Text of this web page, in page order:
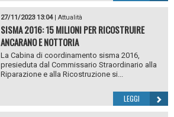
27/11/2023 13:04| Attualità
SISMA 2016: 15 MILIONI PER RICOSTRUIRE
ANCARANO E NOTTORIA
La Cabina di coordinamento sisma 2016,
presieduta dal Commissario Straordinario alla
Riparazione e alla Ricostruzione si...
LEGGI